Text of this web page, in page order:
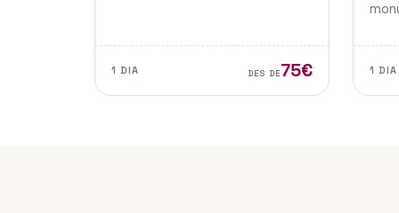
del Nadal.
1 DIA DES DE75€ 1 DIA